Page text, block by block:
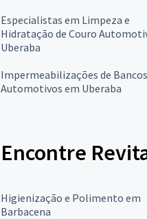
Especialistas em Limpeza e
Hidratação de Couro
Uberaba
Impermeabilizações de Bancos
Automotivos em Uberaba
Encontre
Higienização e Polimento em
Barbacena